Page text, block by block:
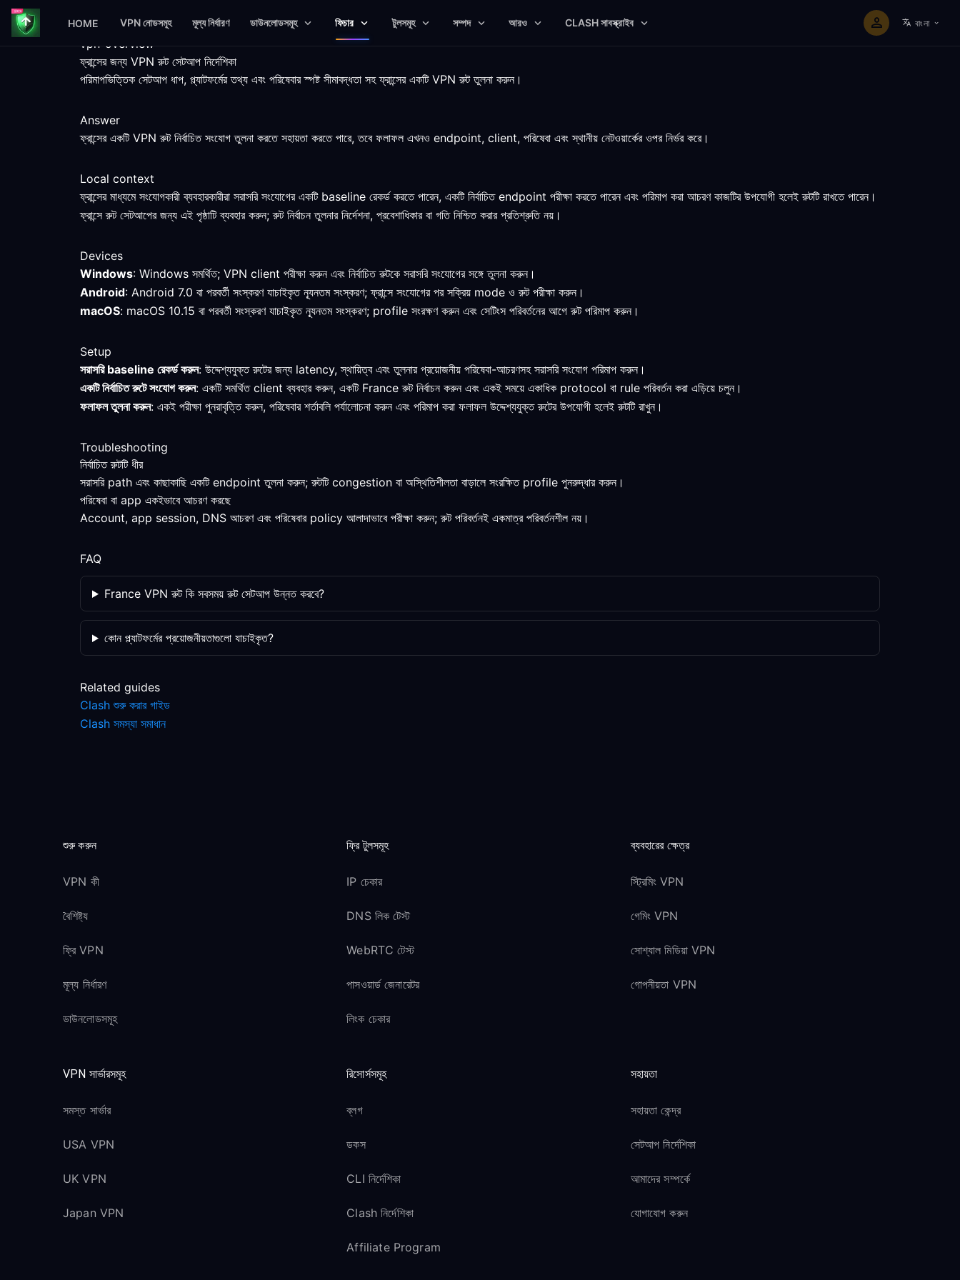
HOME VPN নোডসমূহ মূল্য নির্ধারণ ডাউনলোডসমূহ ফিচার টুলসমূহ সম্পদ আরও CLASH সাবস্ক্রাইব বাংলা
vpn-overview
ফ্রান্সের জন্য VPN রুট সেটআপ নির্দেশিকা
পরিমাপভিত্তিক সেটআপ ধাপ, প্ল্যাটফর্মের তথ্য এবং পরিষেবার স্পষ্ট সীমাবদ্ধতা সহ ফ্রান্সের একটি VPN রুট তুলনা করুন।
Answer
ফ্রান্সের একটি VPN রুট নির্বাচিত সংযোগ তুলনা করতে সহায়তা করতে পারে, তবে ফলাফল এখনও endpoint, client, পরিষেবা এবং স্থানীয় নেটওয়ার্কের ওপর নির্ভর করে।
Local context
ফ্রান্সের মাধ্যমে সংযোগকারী ব্যবহারকারীরা সরাসরি সংযোগের একটি baseline রেকর্ড করতে পারেন, একটি নির্বাচিত endpoint পরীক্ষা করতে পারেন এবং পরিমাপ করা আচরণ কাজটির উপযোগী হলেই রুটটি রাখতে পারেন।
ফ্রান্সে রুট সেটআপের জন্য এই পৃষ্ঠাটি ব্যবহার করুন; রুট নির্বাচন তুলনার নির্দেশনা, প্রবেশাধিকার বা গতি নিশ্চিত করার প্রতিশ্রুতি নয়।
Devices
Windows: Windows সমর্থিত; VPN client পরীক্ষা করুন এবং নির্বাচিত রুটকে সরাসরি সংযোগের সঙ্গে তুলনা করুন।
Android: Android 7.0 বা পরবর্তী সংস্করণ যাচাইকৃত ন্যূনতম সংস্করণ; ফ্রান্সে সংযোগের পর সক্রিয় mode ও রুট পরীক্ষা করুন।
macOS: macOS 10.15 বা পরবর্তী সংস্করণ যাচাইকৃত ন্যূনতম সংস্করণ; profile সংরক্ষণ করুন এবং সেটিংস পরিবর্তনের আগে রুট পরিমাপ করুন।
Setup
সরাসরি baseline রেকর্ড করুন: উদ্দেশ্যযুক্ত রুটের জন্য latency, স্থায়িত্ব এবং তুলনার প্রয়োজনীয় পরিষেবা-আচরণসহ সরাসরি সংযোগ পরিমাপ করুন।
একটি নির্বাচিত রুটে সংযোগ করুন: একটি সমর্থিত client ব্যবহার করুন, একটি France রুট নির্বাচন করুন এবং একই সময়ে একাধিক protocol বা rule পরিবর্তন করা এড়িয়ে চলুন।
ফলাফল তুলনা করুন: একই পরীক্ষা পুনরাবৃত্তি করুন, পরিষেবার শর্তাবলি পর্যালোচনা করুন এবং পরিমাপ করা ফলাফল উদ্দেশ্যযুক্ত রুটের উপযোগী হলেই রুটটি রাখুন।
Troubleshooting
নির্বাচিত রুটটি ধীর
সরাসরি path এবং কাছাকাছি একটি endpoint তুলনা করুন; রুটটি congestion বা অস্থিতিশীলতা বাড়ালে সংরক্ষিত profile পুনরুদ্ধার করুন।
পরিষেবা বা app একইভাবে আচরণ করছে
Account, app session, DNS আচরণ এবং পরিষেবার policy আলাদাভাবে পরীক্ষা করুন; রুট পরিবর্তনই একমাত্র পরিবর্তনশীল নয়।
FAQ
France VPN রুট কি সবসময় রুট সেটআপ উন্নত করবে?
কোন প্ল্যাটফর্মের প্রয়োজনীয়তাগুলো যাচাইকৃত?
Related guides
Clash শুরু করার গাইড
Clash সমস্যা সমাধান
শুরু করুন
VPN কী
বৈশিষ্ট্য
ফ্রি VPN
মূল্য নির্ধারণ
ডাউনলোডসমূহ
ফ্রি টুলসমূহ
IP চেকার
DNS লিক টেস্ট
WebRTC টেস্ট
পাসওয়ার্ড জেনারেটর
লিংক চেকার
ব্যবহারের ক্ষেত্র
স্ট্রিমিং VPN
গেমিং VPN
সোশ্যাল মিডিয়া VPN
গোপনীয়তা VPN
VPN সার্ভারসমূহ
সমস্ত সার্ভার
USA VPN
UK VPN
Japan VPN
রিসোর্সসমূহ
ব্লগ
ডকস
CLI নির্দেশিকা
Clash নির্দেশিকা
Affiliate Program
সহায়তা
সহায়তা কেন্দ্র
সেটআপ নির্দেশিকা
আমাদের সম্পর্কে
যোগাযোগ করুন